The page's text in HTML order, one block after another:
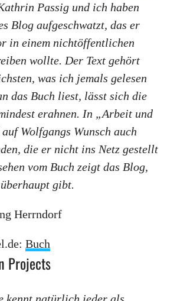
Passig und ich haben
Blog aufgeschwatzt, das er
in einem nichtöffentlichen
wollte. Der Text gehört
was ich jemals gelesen
das Buch liest, lässt sich die
erahnen. In „Arbeit und
Wolfgangs Wunsch auch
die er nicht ins Netz gestellt
vom Buch zeigt das Blog,
gibt.
Herrndorf
Buch
Projects